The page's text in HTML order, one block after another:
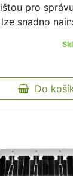
pro
snadno
…
Do